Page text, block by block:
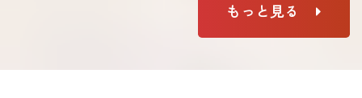
もっと見る